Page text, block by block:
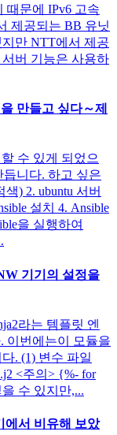
때문에 IPv6 고속
제공되는 BB 유닛
만 NTT에서 제공
버 기능은 사용하
만들고 싶다～제
수 있게 되었으
니다. 하고 싶은
) 2. ubuntu 서버
설치 4. Ansible
을 실행하여
기기의 설정을
라는 템플릿 엔
이번에는이 모듈을
. (1) 변수 파일
<주의> {%- for
수 있지만,...
에서 비유해 보았